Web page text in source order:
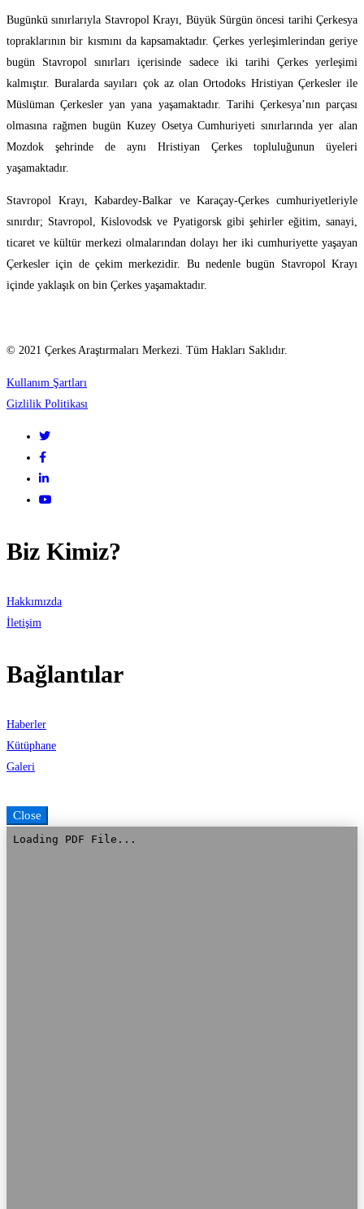
Bugünkü sınırlarıyla Stavropol Krayı, Büyük Sürgün öncesi tarihi Çerkesya
topraklarının bir kısmını da kapsamaktadır. Çerkes yerleşimlerindan geriye
bugün Stavropol sınırları içerisinde sadece iki tarihi Çerkes yerleşimi
kalmıştır. Buralarda sayıları çok az olan Ortodoks Hristiyan Çerkesler ile
Müslüman Çerkesler yan yana yaşamaktadır. Tarihi Çerkesya’nın parçası
olmasına rağmen bugün Kuzey Osetya Cumhuriyeti sınırlarında yer alan
Mozdok şehrinde de aynı Hristiyan Çerkes topluluğunun üyeleri
yaşamaktadır.
Stavropol Krayı, Kabardey-Balkar ve Karaçay-Çerkes cumhuriyetleriyle
sınırdır; Stavropol, Kislovodsk ve Pyatigorsk gibi şehirler eğitim, sanayi,
ticaret ve kültür merkezi olmalarından dolayı her iki cumhuriyette yaşayan
Çerkesler için de çekim merkezidir. Bu nedenle bugün Stavropol Krayı
içinde yaklaşık on bin Çerkes yaşamaktadır.
© 2021 Çerkes Araştırmaları Merkezi. Tüm Hakları Saklıdır.
Kullanım Şartları
Gizlilik Politikası
Biz Kimiz?
Hakkımızda
İletişim
Bağlantılar
Haberler
Kütüphane
Galeri
Close